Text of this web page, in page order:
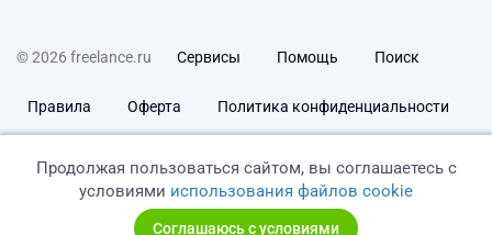
© 2026 freelance.ru Сервисы Помощь Поиск
Правила Оферта Политика конфиденциальности
Продолжая пользоваться сайтом, вы соглашаетесь с
условиями использования файлов cookie
Соглашаюсь с условиями